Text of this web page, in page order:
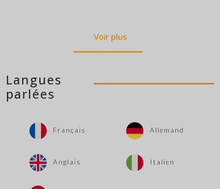
Voir plus
Langues
parlées
Français Allemand
Anglais Italien